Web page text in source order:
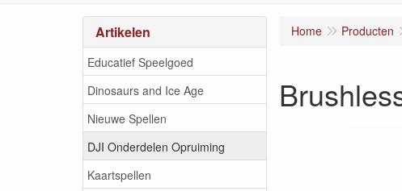
Artikelen
Educatief Speelgoed
Dinosaurs and Ice Age
Nieuwe Spellen
DJI Onderdelen Opruiming
Kaartspellen
Home Producten